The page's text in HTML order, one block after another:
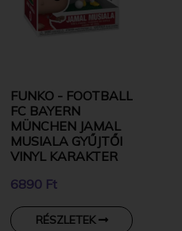
FUNKO - FOOTBALL
FC BAYERN
MÜNCHEN JAMAL
MUSIALA GYŰJTŐI
VINYL KARAKTER
6890 Ft
RÉSZLETEK